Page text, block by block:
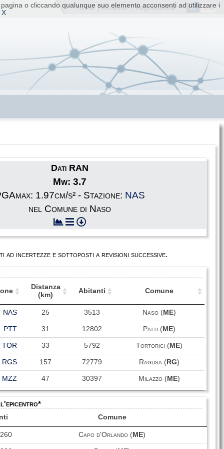
IT EN
Home |Accesso| Registrazione
o cliccando qualunque suo elemento acconsenti ad utilizzare i
X
Dati RAN
Mw: 3.7
1.97cm/s² - Stazione: NAS
nel Comune di Naso
incertezze e sottoposti a revisioni successive.
Distanza
(km)
Abitanti Comune
Distanza
(km)
Abitanti Comune
NAS 25 3513 Naso (ME)
PTT 31 12802 Patti (ME)
TOR 33 5792 Tortorici (ME)
RGS 157 72779 Ragusa ( RG)
MZZ 47 30397 Milazzo (ME)
TPA 108 5911 Tropea (VV)
SRC 147 117055 Siracusa (SR)
Comune
Capo d'Orlando (ME)